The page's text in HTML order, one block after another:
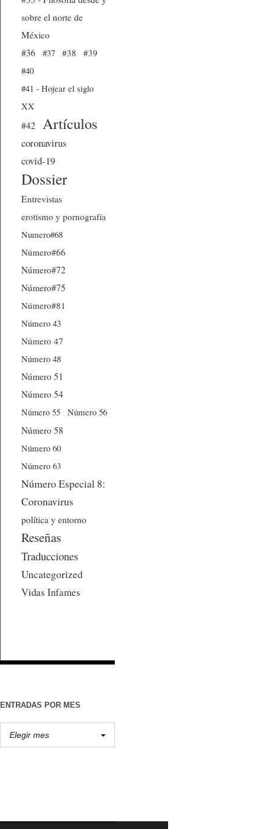
sobre el norte de
México
#36
#37 #38
#39
#40
#41 - Hojear el siglo
XX
#42
Artículos
coronavirus
covid-19
Dossier
Entrevistas
erotismo y pornografía
Numero#68
Número#66
Número#72
Número#75
Número#81
Número 43
Número 47
Número 48
Número 51
Número 54
Número 55
Número 56
Número 58
Número 60
Número 63
Número Especial 8:
Coronavirus
política y entorno
Reseñas
Traducciones
Uncategorized
Vidas Infames
ENTRADAS POR MES